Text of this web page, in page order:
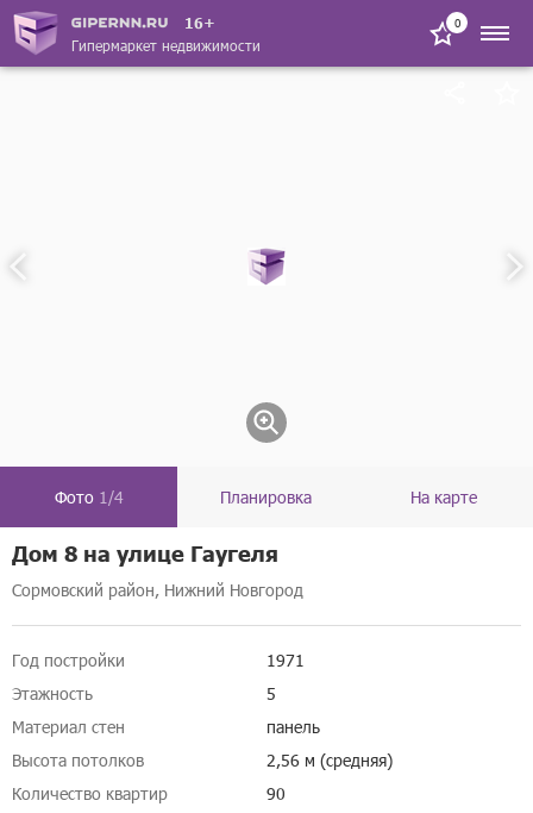
16+
Гипермаркет недвижимости
0
Фото 1/4 Планировка На карте
Дом 8 на улице Гаугеля
Сормовский район, Нижний Новгород
Год постройки
1971
Этажность
5
Материал стен
панель
Высота потолков
2,56 м (средняя)
Количество квартир
90